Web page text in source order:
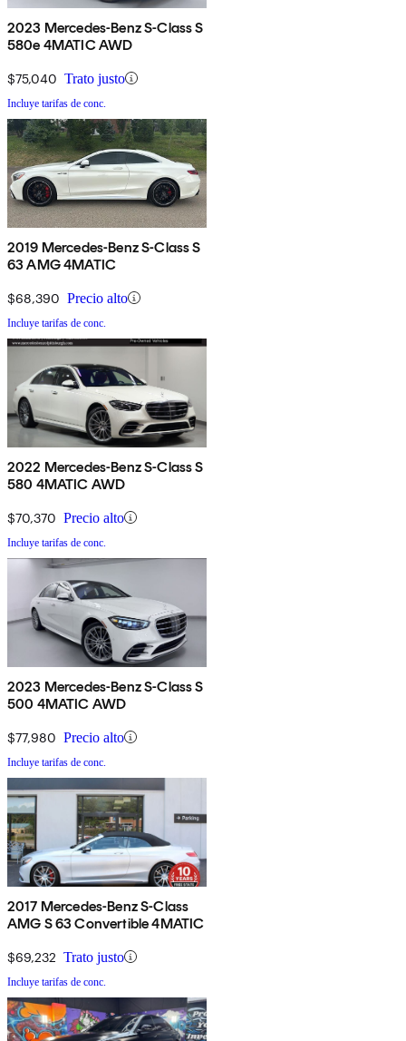
2023 Mercedes-Benz S-Class S
580e 4MATIC AWD
$75,040 Trato justo
Incluye tarifas de conc.
2019 Mercedes-Benz S-Class S
63 AMG 4MATIC
$68,390 Precio alto
Incluye tarifas de conc.
2022 Mercedes-Benz S-Class S
580 4MATIC AWD
$70,370 Precio alto
Incluye tarifas de conc.
2023 Mercedes-Benz S-Class S
500 4MATIC AWD
$77,980 Precio alto
Incluye tarifas de conc.
2017 Mercedes-Benz S-Class
AMG S 63 Convertible 4MATIC
$69,232 Trato justo
Incluye tarifas de conc.